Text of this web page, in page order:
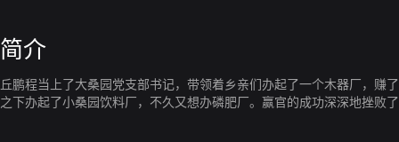
简介
丘鹏程当上了大桑园党支部书记，带领着乡亲们办起了一个木器厂，
之下办起了小桑园饮料厂，不久又想办磷肥厂。赢官的成功深深地挫